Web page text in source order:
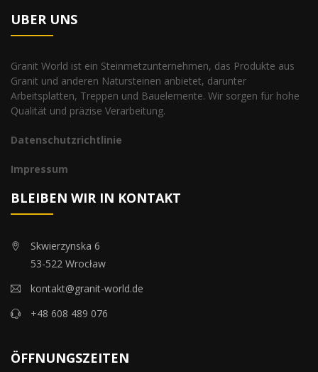
UBER UNS
Granit World ist ein Steinmetzunternehmen, das Produkte aus
Granit und anderen Natursteinen anbietet, darunter
Arbeitsplatten, Treppen und Bauelemente. Wir sorgen für hohe
Qualität und präzise Verarbeitung.
Datenschutzrichtlinie
Impressum
BLEIBEN WIR IN KONTAKT
Skwierzynska 6
53-522 Wrocław
kontakt@granit-world.de
+48 608 489 076
ÖFFNUNGSZEITEN